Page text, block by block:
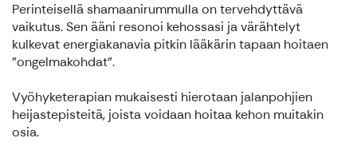
Perinteisellä shamaanirummulla on tervehdyttävä
vaikutus. Sen ääni resonoi kehossasi ja värähtelyt
kulkevat energiakanavia pitkin lääkärin tapaan hoitaen
"ongelmakohdat".
Vyöhyketerapian mukaisesti hierotaan jalanpohjien
heijastepisteitä, joista voidaan hoitaa kehon muitakin
osia.